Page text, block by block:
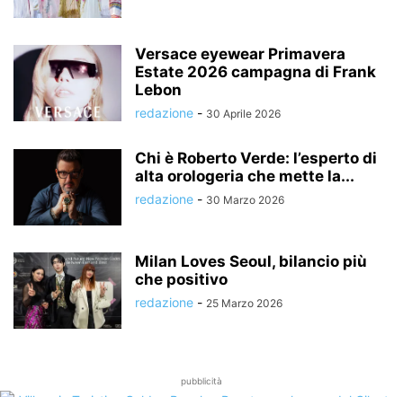
Versace eyewear Primavera
Estate 2026 campagna di Frank
Lebon
redazione - 30 Aprile 2026
Chi è Roberto Verde: l’esperto di
alta orologeria che mette la...
redazione - 30 Marzo 2026
Milan Loves Seoul, bilancio più
che positivo
redazione - 25 Marzo 2026
pubblicità